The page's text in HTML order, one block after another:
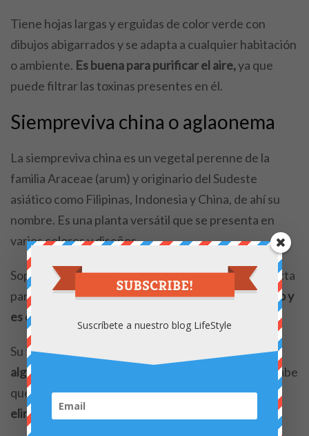
Tiene hojas largas y erguidas de color verde con
dibujos abigarrados y se adapta a cualquier habitación
o ambiente. Es buena para purificar el aire,ya que
puede filtrar las toxinas presentes en él.
Siempreviva china o aglaonema
La siempreviva china es un vegetal perenne de la
familia Araceae (arum) y originario del Sudeste
asiático como Filipinas, Indonesia y China, de ahí su
nombre. Es una planta versátil que se presenta en
varios colores y diseños.
Soporta relativamente bien la oscuridad y es perfecta
para pisos o casas pequeños ya queno crece mucho y
es capaz de refrescar el ambiente en verano.
Su follaje único puede ir del plateado al verde, y
algunas variedades tienen tonos rosas o rojos
. Se sabe
que
las plantas perennes chinas son eficaces para
eliminar del aire ciertas partículas contaminantes.
Suscríbete a nuestro blog LifeStyle